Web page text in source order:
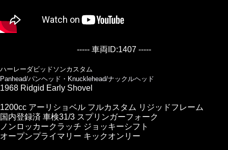
----- 車両ID:1407 -----
ハーレーダビッドソンカスタム
Panhead/パンヘッド・Knucklehead/ナックルヘッド
1968 Ridgid Early Shovel
1200cc アーリショベル フルカスタム リジッドフレーム
国内登録済 車検31/3 スプリンガーフォーク
ノンロッカークラッチ ジョッキーシフト
オープンプライマリー キックオンリー